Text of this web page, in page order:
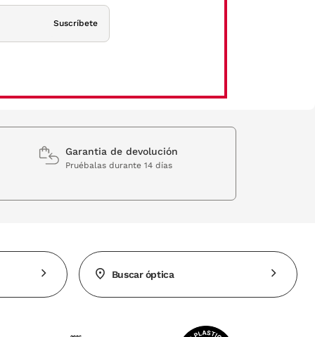
Suscríbete
Garantia de devolución
Pruébalas durante 14 días
Buscar óptica